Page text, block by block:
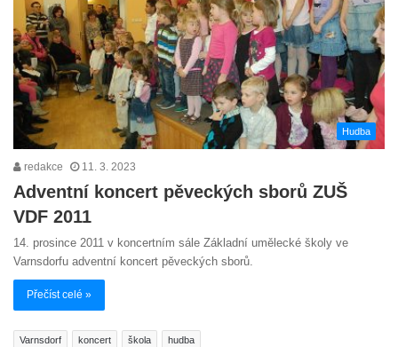
Hudba
redakce 11. 3. 2023
Adventní koncert pěveckých sborů ZUŠ
VDF 2011
14. prosince 2011 v koncertním sále Základní umělecké školy ve
Varnsdorfu adventní koncert pěveckých sborů.
Přečíst celé »
Varnsdorf koncert škola hudba